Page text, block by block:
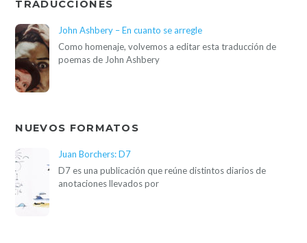
TRADUCCIONES
John Ashbery – En cuanto se arregle
Como homenaje, volvemos a editar esta traducción de
poemas de John Ashbery
NUEVOS FORMATOS
Juan Borchers: D7
D7 es una publicación que reúne distintos diarios de
anotaciones llevados por